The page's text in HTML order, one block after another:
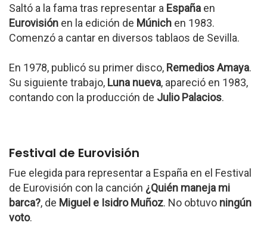
Saltó a la fama tras representar a España en
Eurovisión en la edición de Múnich en 1983.
Comenzó a cantar en diversos tablaos de Sevilla.
En 1978, publicó su primer disco, Remedios Amaya.
Su siguiente trabajo, Luna nueva, apareció en 1983,
contando con la producción de Julio Palacios.
Festival de Eurovisión
Fue elegida para representar a España en el Festival
de Eurovisión con la canción ¿Quién maneja mi
barca?, de Miguel e Isidro Muñoz. No obtuvo ningún
voto.